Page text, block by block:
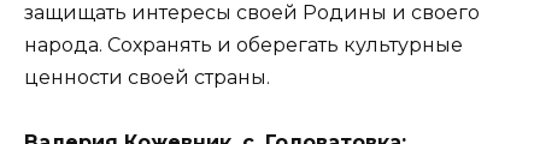
защищать интересы своей Родины и своего
народа. Сохранять и оберегать культурные
ценности своей страны.